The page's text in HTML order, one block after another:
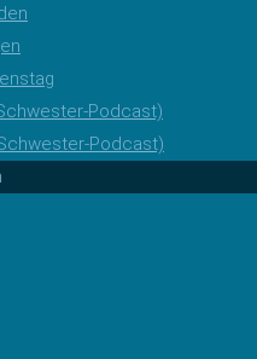
Podcast)
Podcast)